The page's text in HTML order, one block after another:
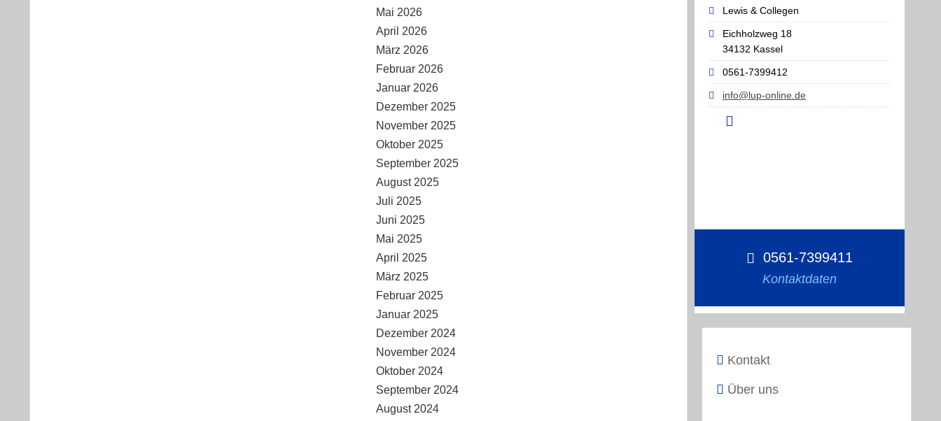
Lewis & Collegen
Eichholzweg 18
34132 Kassel
0561-7399412
info@lup-online.de
0561-7399411
Kontaktdaten
Kontakt
Über uns
Mai 2026
April 2026
März 2026
Februar 2026
Januar 2026
Dezember 2025
November 2025
Oktober 2025
September 2025
August 2025
Juli 2025
Juni 2025
Mai 2025
April 2025
März 2025
Februar 2025
Januar 2025
Dezember 2024
November 2024
Oktober 2024
September 2024
August 2024